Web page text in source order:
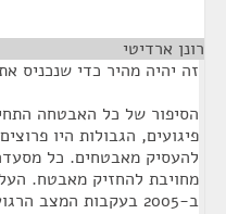
רונן ארדיטי
זה יהיה מהיר כדי שנכניס
פיגועים, הגבולות היו
מחויבת להחזיק מאבטח.
ב-2005 בעקבות המצב